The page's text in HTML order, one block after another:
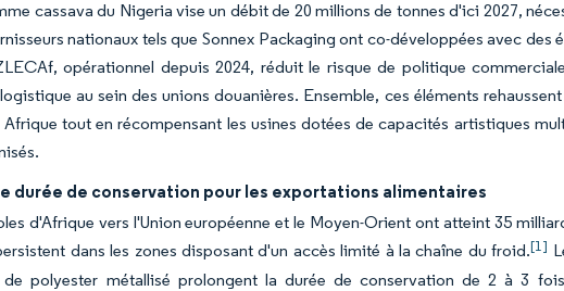
cassava du Nigeria vise un débit de 20 millions de tonnes d'ici 2027,
nationaux tels que Sonnex Packaging ont co-développées avec des
opérationnel depuis 2024, réduit le risque de politique
au sein des unions douanières. Ensemble, ces éléments
tout en récompensant les usines dotées de capacités artistiques
durée de conservation pour les exportations alimentaires
d'Afrique vers l'Union européenne et le Moyen-Orient ont atteint 35
dans les zones disposant d'un accès limité à la chaîne du froid.[1]
de polyester métallisé prolongent la durée de conservation de 2 à 3